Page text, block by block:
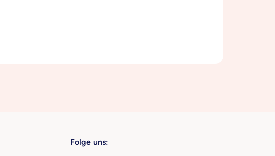
Folge uns: